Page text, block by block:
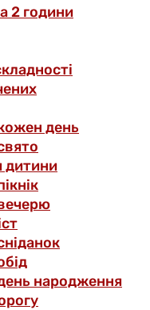
2 години
день
дитини
народження